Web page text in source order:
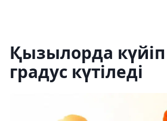
Қызылорда күйіп
градус күтіледі